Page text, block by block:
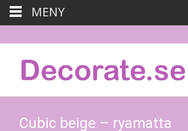
Cubic beige – ryamatta
MENY